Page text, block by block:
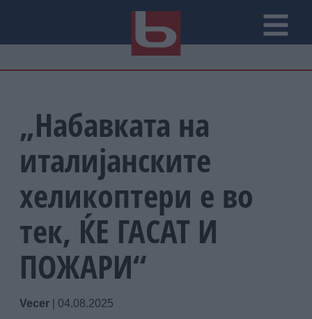
„Набавката на
италијанските
хеликоптери е во
тек, ЌЕ ГАСАТ И
ПОЖАРИ“
Vecer 04.08.2025